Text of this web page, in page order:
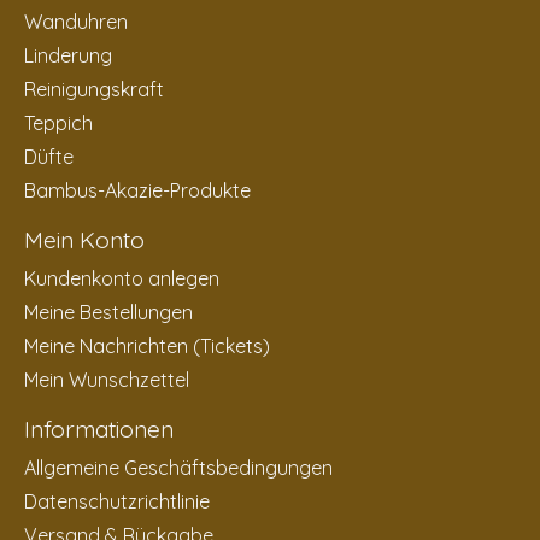
Wanduhren
Linderung
Reinigungskraft
Teppich
Düfte
Bambus-Akazie-Produkte
Mein Konto
Kundenkonto anlegen
Meine Bestellungen
Meine Nachrichten (Tickets)
Mein Wunschzettel
Informationen
Allgemeine Geschäftsbedingungen
Datenschutzrichtlinie
Versand & Rückgabe